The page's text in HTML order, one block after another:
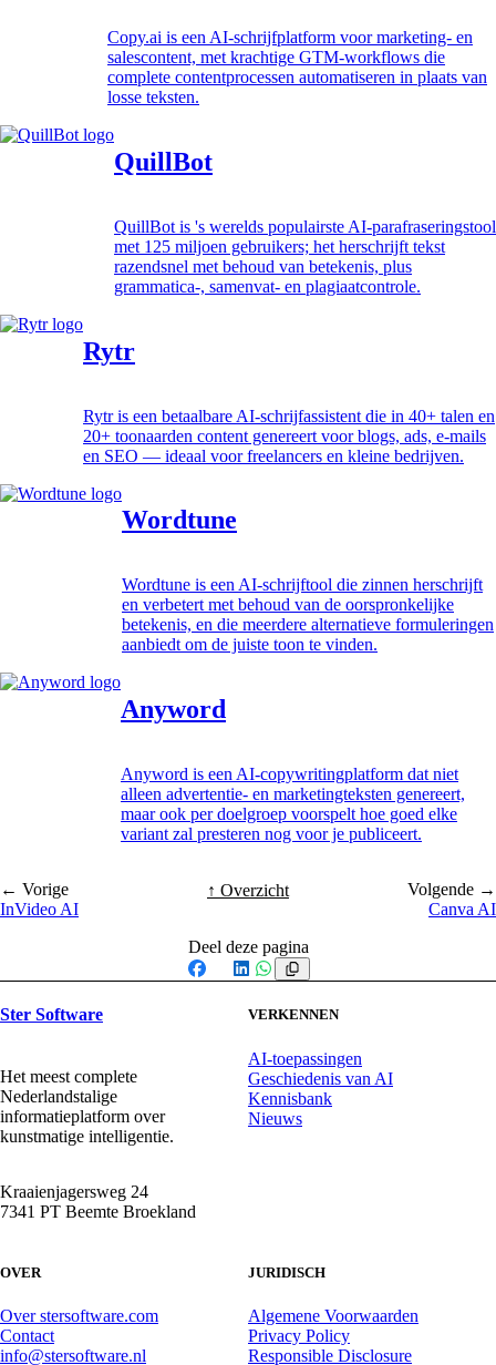
Copy.ai is een AI-schrijfplatform voor marketing- en
salescontent, met krachtige GTM-workflows die
complete contentprocessen automatiseren in plaats van
losse teksten.
QuillBot
QuillBot is 's werelds populairste AI-parafraseringstool
met 125 miljoen gebruikers; het herschrijft tekst
razendsnel met behoud van betekenis, plus
grammatica-, samenvat- en plagiaatcontrole.
Rytr
Rytr is een betaalbare AI-schrijfassistent die in 40+ talen en
20+ toonaarden content genereert voor blogs, ads, e-mails
en SEO — ideaal voor freelancers en kleine bedrijven.
Wordtune
Wordtune is een AI-schrijftool die zinnen herschrijft
en verbetert met behoud van de oorspronkelijke
betekenis, en die meerdere alternatieve formuleringen
aanbiedt om de juiste toon te vinden.
Anyword
Anyword is een AI-copywritingplatform dat niet
alleen advertentie- en marketingteksten genereert,
maar ook per doelgroep voorspelt hoe goed elke
variant zal presteren nog voor je publiceert.
← Vorige
InVideo AI
↑ Overzicht
Volgende →
Canva AI
Deel deze pagina
Facebook
X LinkedIn
WhatsApp
Ster Software
Het meest complete
Nederlandstalige
informatieplatform over
kunstmatige intelligentie.
Kraaienjagersweg 24
7341 PT Beemte Broekland
VERKENNEN
AI-toepassingen
Geschiedenis van AI
Kennisbank
Nieuws
OVER
Over stersoftware.com
Contact
info@stersoftware.nl
JURIDISCH
Algemene Voorwaarden
Privacy Policy
Responsible Disclosure